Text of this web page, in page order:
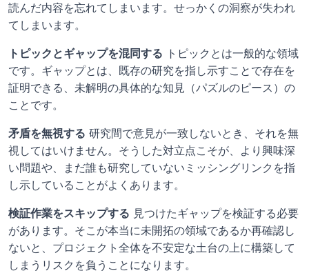
読んだ内容を忘れてしまいます。せっかくの洞察が失われ
てしまいます。
トピックとギャップを混同する トピックとは一般的な領域
です。ギャップとは、既存の研究を指し示すことで存在を
証明できる、未解明の具体的な知見（パズルのピース）の
ことです。
矛盾を無視する 研究間で意見が一致しないとき、それを無
視してはいけません。そうした対立点こそが、より興味深
い問題や、まだ誰も研究していないミッシングリンクを指
し示していることがよくあります。
検証作業をスキップする 見つけたギャップを検証する必要
があります。そこが本当に未開拓の領域であるか再確認し
ないと、プロジェクト全体を不安定な土台の上に構築して
しまうリスクを負うことになります。